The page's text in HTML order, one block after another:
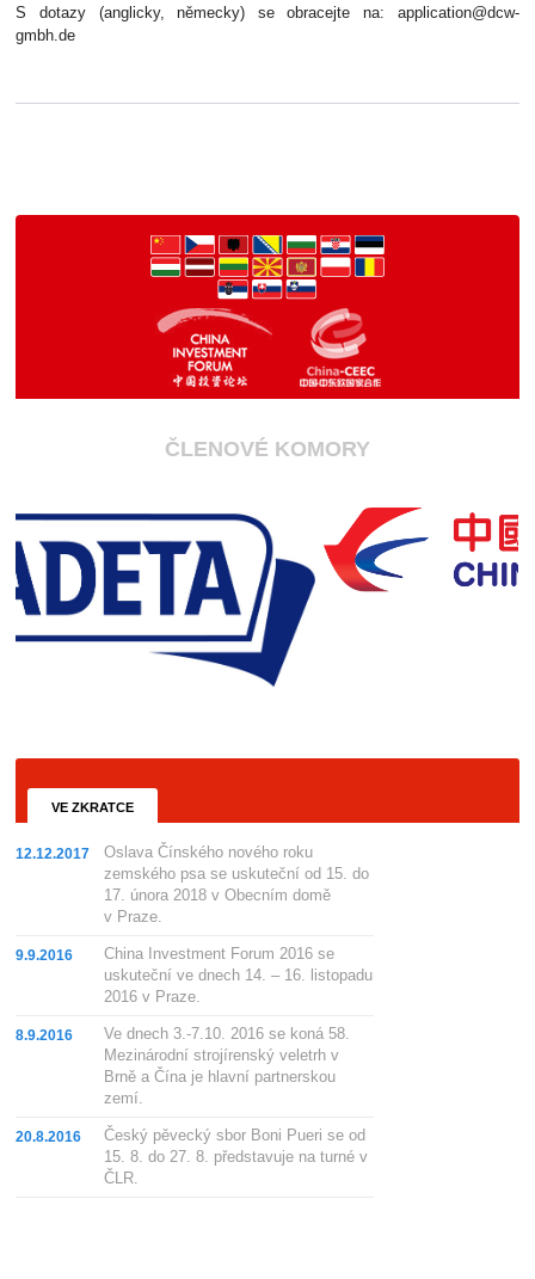
S dotazy (anglicky, německy) se obracejte na: application@dcw-
gmbh.de
ČLENOVÉ KOMORY
VE ZKRATCE
12.12.2017
Oslava Čínského nového roku
zemského psa se uskuteční od 15. do
17. února 2018 v Obecním domě
v Praze.
9.9.2016
China Investment Forum 2016 se
uskuteční ve dnech 14. – 16. listopadu
2016 v Praze.
8.9.2016
Ve dnech 3.-7.10. 2016 se koná 58.
Mezinárodní strojírenský veletrh v
Brně a Čína je hlavní partnerskou
zemí.
20.8.2016
Český pěvecký sbor Boni Pueri se od
15. 8. do 27. 8. představuje na turné v
ČLR.